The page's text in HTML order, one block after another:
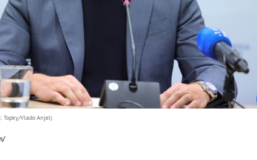
Topky/Vlado Anjel)